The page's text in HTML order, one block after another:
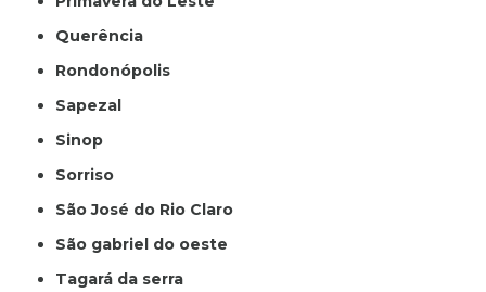
Querência
Rondonópolis
Sapezal
Sinop
Sorriso
São José do Rio Claro
São gabriel do oeste
Tagará da serra